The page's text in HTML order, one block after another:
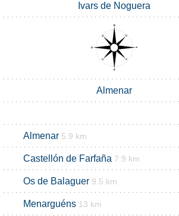
Ivars de Noguera
Almenar
Almenar 5.9 km
Castellón de Farfaña 7.9 km
Os de Balaguer 9.5 km
Menarguéns 13 km